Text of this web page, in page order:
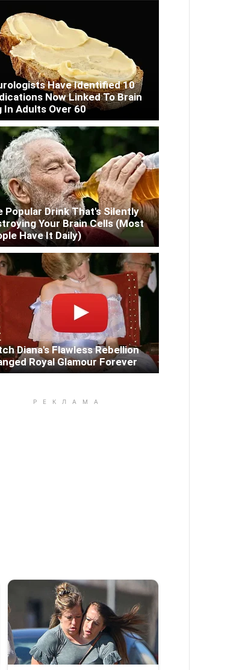
Have Identified 10
Now Linked To Brain
In Adults Over 60
Popular Drink That's Silently
Your Brain Cells (Most
Have It Daily)
Diana's Flawless Rebellion
Royal Glamour Forever